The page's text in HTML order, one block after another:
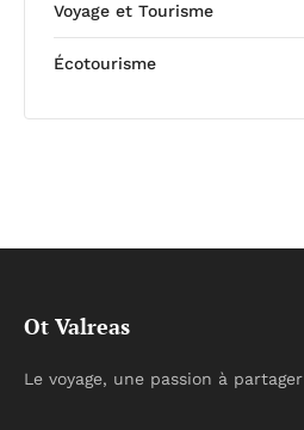
Voyage et Tourisme
Écotourisme
Ot Valreas
Le voyage, une passion à partager